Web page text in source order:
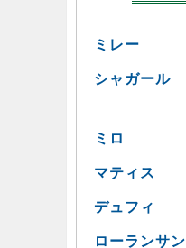
ミレー
シャガール
ミロ
マティス
デュフィ
ローランサン